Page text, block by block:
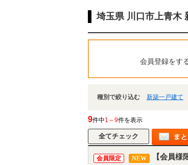
埼玉県 川口市上青木
会員登録をす
種別で絞り込む 新築一戸建て
9件中1～9件を表示
会員限定 NEW 【会員様